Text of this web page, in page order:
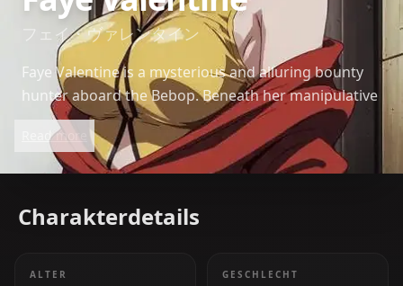
フェイ・ヴァレンタイン
Faye Valentine is a mysterious and alluring bounty
hunter aboard the Bebop. Beneath her manipulative
edge lies a vulnerable woman searching for truth
and connection in a world that left her behind.
Read more
Charakterdetails
ALTER GESCHLECHT